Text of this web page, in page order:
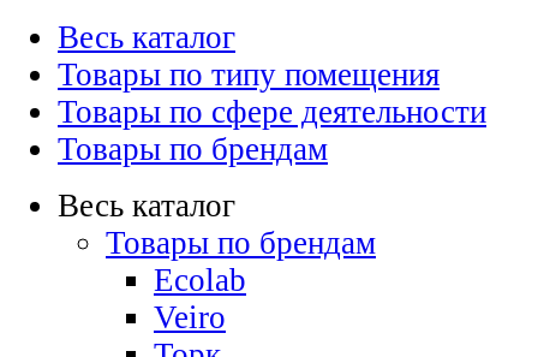
Весь каталог
Товары по типу помещения
Товары по сфере деятельности
Товары по брендам
Весь каталог
Товары по брендам
Ecolab
Veiro